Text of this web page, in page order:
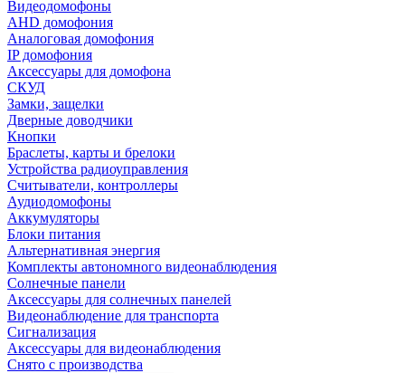
Видеодомофоны
AHD домофония
Аналоговая домофония
IP домофония
Аксессуары для домофона
СКУД
Замки, защелки
Дверные доводчики
Кнопки
Браслеты, карты и брелоки
Устройства радиоуправления
Считыватели, контроллеры
Аудиодомофоны
Аккумуляторы
Блоки питания
Альтернативная энергия
Комплекты автономного видеонаблюдения
Солнечные панели
Аксессуары для солнечных панелей
Видеонаблюдение для транспорта
Сигнализация
Аксессуары для видеонаблюдения
Снято с производства